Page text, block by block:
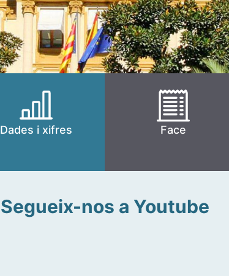
Dades i xifres Face
Segueix-nos a Youtube